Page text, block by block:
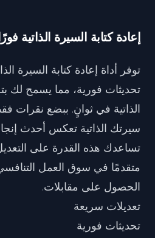
إعادة كتابة السيرة الذاتية فورًا
توفر أداة إعادة كتابة السيرة
تحديثات فورية، مما يسمح لك
الذاتية في ثوانٍ. ببضع نقرات
سيرتك الذاتية تعكس أحدث
تساعدك هذه القدرة على
متقدمًا في سوق العمل
الحصول على مقابلات.
تعديلات سريعة
تحديثات فورية